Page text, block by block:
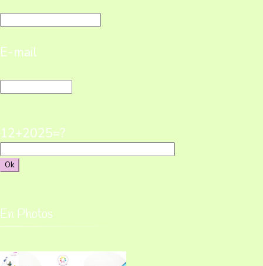
E-mail
12+2025=?
En Photos